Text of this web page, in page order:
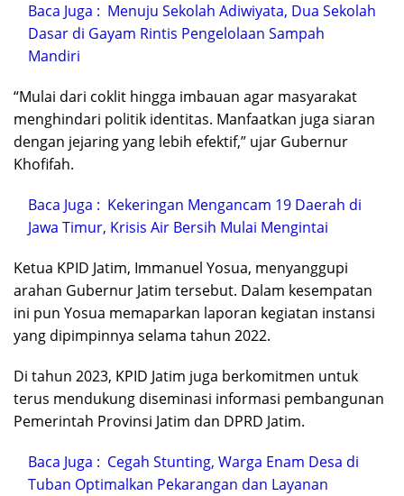
Baca Juga : Menuju Sekolah Adiwiyata, Dua Sekolah
Dasar di Gayam Rintis Pengelolaan Sampah
Mandiri
“Mulai dari coklit hingga imbauan agar masyarakat
menghindari politik identitas. Manfaatkan juga siaran
dengan jejaring yang lebih efektif,” ujar Gubernur
Khofifah.
Baca Juga : Kekeringan Mengancam 19 Daerah di
Jawa Timur, Krisis Air Bersih Mulai Mengintai
Ketua KPID Jatim, Immanuel Yosua, menyanggupi
arahan Gubernur Jatim tersebut. Dalam kesempatan
ini pun Yosua memaparkan laporan kegiatan instansi
yang dipimpinnya selama tahun 2022.
Di tahun 2023, KPID Jatim juga berkomitmen untuk
terus mendukung diseminasi informasi pembangunan
Pemerintah Provinsi Jatim dan DPRD Jatim.
Baca Juga : Cegah Stunting, Warga Enam Desa di
Tuban Optimalkan Pekarangan dan Layanan